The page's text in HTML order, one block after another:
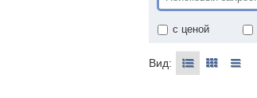
с ценой
Вид: